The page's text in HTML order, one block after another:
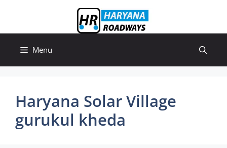
content
Menu
Haryana Solar Village
gurukul kheda